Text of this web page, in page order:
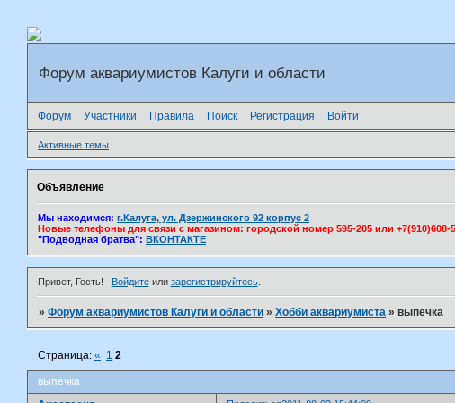
Форум аквариумистов Калуги и области
Форум Участники Правила Поиск Регистрация Войти
Активные темы
Объявление
Мы находимся: г.Калуга, ул. Дзержинского 92 корпус 2
Новые телефоны для связи с магазином: городской номер 595-205 или
"Подводная братва": ВКОНТАКТЕ
Привет, Гость! Войдитеили зарегистрируйтесь.
»Форум аквариумистов Калуги и области »Хобби аквариумиста »выпечка
выпечка
Страница:« 1 2